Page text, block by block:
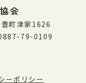
会
町津家1626
79-0109
ーポリシー